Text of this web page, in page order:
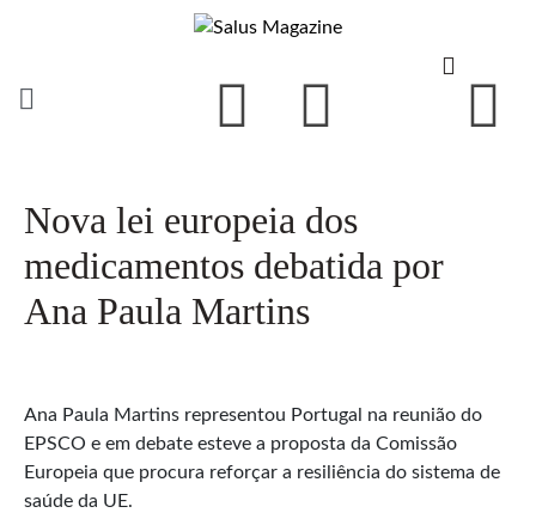
Nova lei europeia dos
medicamentos debatida por
Ana Paula Martins
Ana Paula Martins representou Portugal na reunião do
EPSCO e em debate esteve a proposta da Comissão
Europeia que procura reforçar a resiliência do sistema de
saúde da UE.